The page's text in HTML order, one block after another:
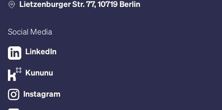
Lietzenburger Str. 77, 10719 Berlin
Social Media
LinkedIn
Kununu
Instagram